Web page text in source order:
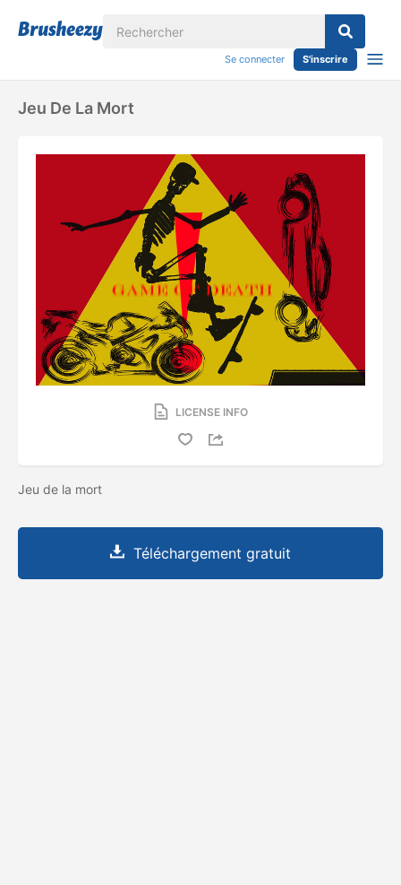
Se connecter S'inscrire
Jeu De La Mort
LICENSE INFO
Jeu de la mort
Téléchargement gratuit